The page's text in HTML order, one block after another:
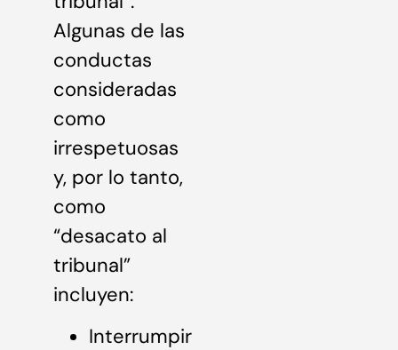
Algunas de las
conductas
consideradas
como
irrespetuosas
y, por lo tanto,
como
“desacato al
tribunal”
incluyen:
Interrumpir